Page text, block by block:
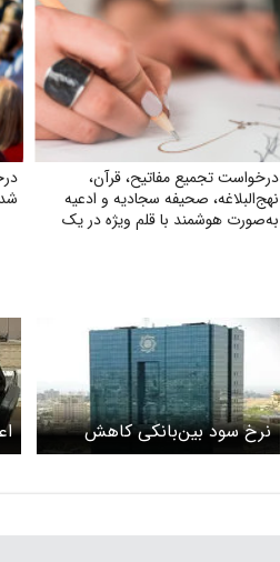
درخواست تجمیع مفاتیح، قرآن،
نهج‌البلاغه، صحیفه سجادیه و ادعیه
به‌صورت هوشمند با قلم ویژه در یک
نرخ سود بین‌بانکی کاهش
یافت/ جزییات تغییر نرخ سود